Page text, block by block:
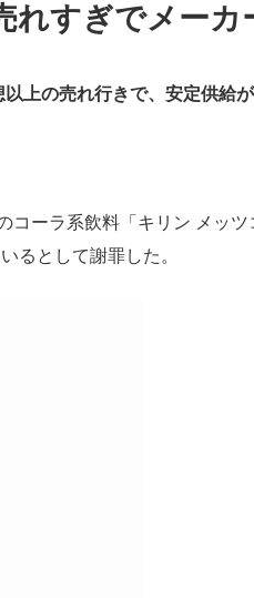
れすぎでメーカ
上の売れ行きで、安定供給
ーラ系飲料「キリン メッツ
るとして謝罪した。